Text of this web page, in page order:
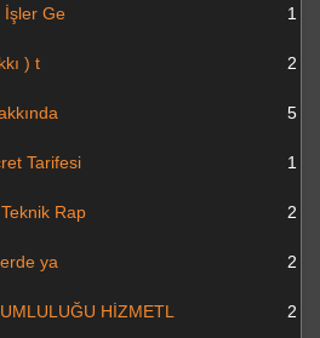
İşler Ge 1
) t 2
5
Tarifesi 1
Rap 2
ya 2
HİZMETL 2